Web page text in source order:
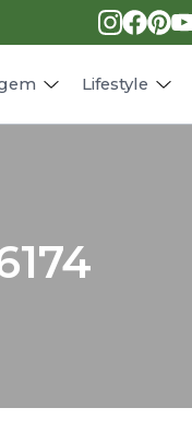
Lifestyle
Receitas